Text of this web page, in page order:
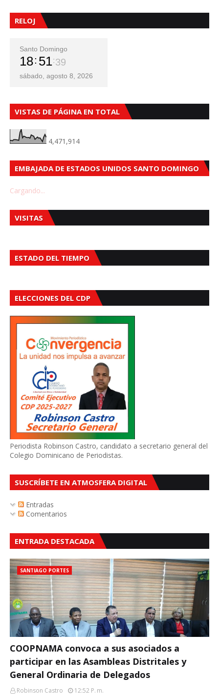
RELOJ
Santo Domingo
18 51 41
sábado, agosto 8, 2026
VISTAS DE PÁGINA EN TOTAL
4,471,914
EMBAJADA DE ESTADOS UNIDOS SANTO DOMINGO
Cargando...
VISITAS
ESTADO DEL TIEMPO
ELECCIONES DEL CDP
Periodista Robinson Castro, candidato a secretario general del
Colegio Dominicano de Periodistas.
SUSCRÍBETE EN ATMOSFERA DIGITAL
Entradas
Comentarios
ENTRADA DESTACADA
SANTIAGO PORTES
COOPNAMA convoca a sus asociados a
participar en las Asambleas Distritales y
General Ordinaria de Delegados
Robinson Castro
12:52 P. M.